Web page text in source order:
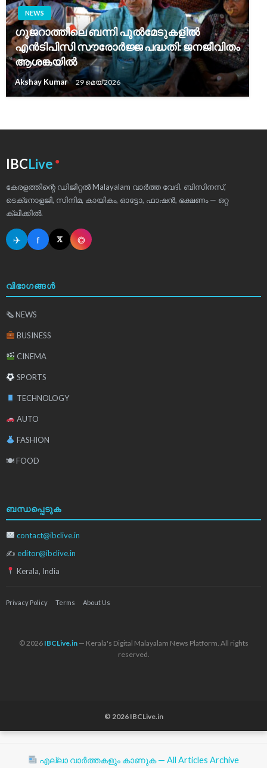
NEWS
ഗുജറാത്തിലെ ബന്നി പുൽമേടുകളിൽ
എൻടിപിസി സൗരോർജ്ജ പദ്ധതി: ജനജീവിതം
ആശങ്കയിൽ
Akshay Kumar 29 മെയ്‌ 2026
IBCLive ●
കേരളത്തിന്റെ ഡിജിറ്റൽ Malayalam വാർത്ത വേദി. ബിസിനസ്,
ടെക്‌നോളജി, സിനിമ, കായികം, ഓട്ടോ, ഫാഷൻ, ഭക്ഷണം — ഒറ്റ
ക്ലിക്കിൽ.
✈ f 𝕏 ◎
വിഭാഗങ്ങൾ
🗞 NEWS
BUSINESS
CINEMA
SPORTS
TECHNOLOGY
AUTO
FASHION
🍽 FOOD
ബന്ധപ്പെടുക
contact@ibclive.in
✍ editor@ibclive.in
Kerala, India
Privacy Policy Terms About Us
© 2026 IBCLive.in— Kerala's Digital Malayalam News Platform. All rights
reserved.
© 2026 IBCLive.in
എല്ലാ വാർത്തകളും കാണുക — All Articles Archive